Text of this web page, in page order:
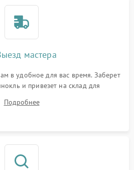
мастера
в удобное для вас время. Заберет
и привезет на склад для
Подробнее